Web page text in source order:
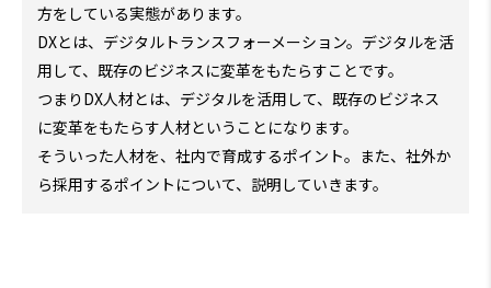
方をしている実態があります。
DXとは、デジタルトランスフォーメーション。デジタルを活
用して、既存のビジネスに変革をもたらすことです。
つまりDX人材とは、デジタルを活用して、既存のビジネス
に変革をもたらす人材ということになります。
そういった人材を、社内で育成するポイント。また、社外か
ら採用するポイントについて、説明していきます。